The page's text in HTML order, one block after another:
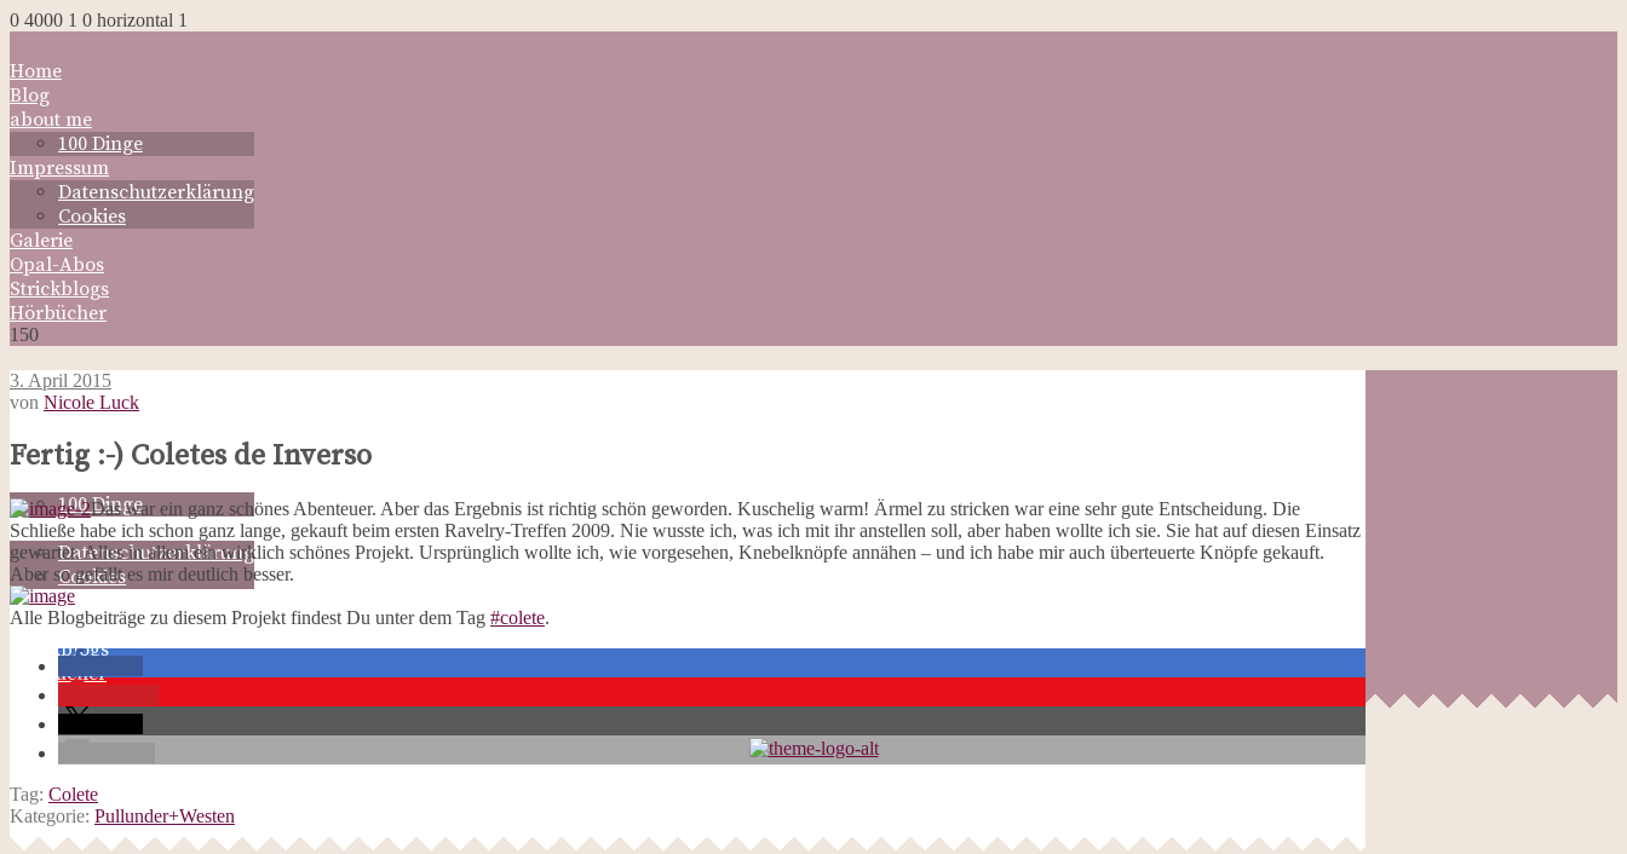
0 4000 1 0 horizontal 1
Home
Blog
about me
100 Dinge
Impressum
Datenschutzerklärung
Cookies
Galerie
Opal-Abos
Strickblogs
Hörbücher
150
Blog
100 Dinge
Impressum
Datenschutzerklärung
Cookies
Galerie
Opal-Abos
Strickblogs
Hörbücher
3. April 2015
von Nicole Luck
Fertig :-) Coletes de Inverso
Das war ein ganz schönes Abenteuer. Aber das Ergebnis ist richtig schön geworden. Kuschelig warm! Ärmel zu stricken war eine sehr gute Entscheidung. Die
Schließe habe ich schon ganz lange, gekauft beim ersten Ravelry-Treffen 2009. Nie wusste ich, was ich mit ihr anstellen soll, aber haben wollte ich sie. Sie hat auf diesen Einsatz
gewartet. Alles in allem ein wirklich schönes Projekt. Ursprünglich wollte ich, wie vorgesehen, Knebelknöpfe annähen – und ich habe mir auch überteuerte Knöpfe gekauft.
Aber so gefällt es mir deutlich besser.
Alle Blogbeiträge zu diesem Projekt findest Du unter dem Tag #colete.
Tag: Colete
Kategorie: Pullunder+Westen